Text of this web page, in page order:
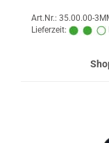
Art.Nr.: 35.00.00-
Lieferzeit: